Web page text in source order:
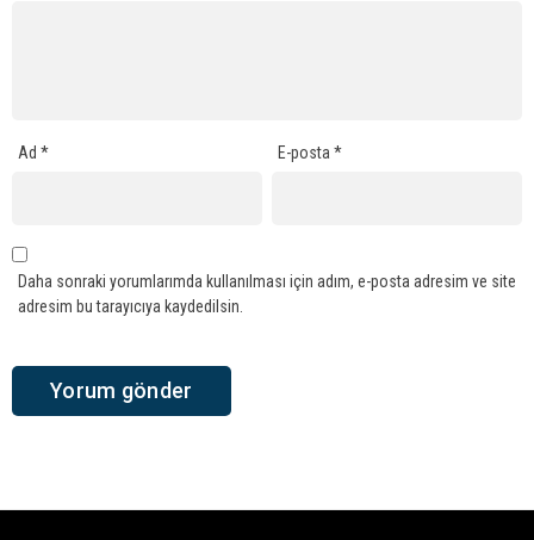
Ad * E-posta*
Daha sonraki yorumlarımda kullanılması için adım, e-posta adresim ve site
adresim bu tarayıcıya kaydedilsin.